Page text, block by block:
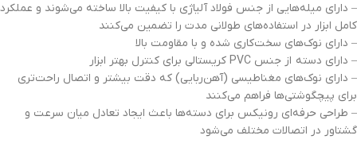
– دارای میله‌هایی از جنس فولاد آلیاژی با کیفیت بالا ساخته می‌شوند و عملکرد
کامل ابزار در استفاده‌های طولانی مدت را تضمین می‌کنند
– دارای نوک‌های سخت‌کاری شده و با مقاومت بالا
– دارای دسته از جنس PVC کریستالی برای کنترل بهتر ابزار
– دارای نوک‌های مغناطیسی (آهن‌ربایی) که دقت بیشتر و اتصال راحت‌تری
برای پیچگوشتی‌ها فراهم می‌کنند
– طراحی حرفه‌ای رونیکس برای دسته‌ها باعث ایجاد تعادل میان سرعت و
گشتاور در اتصالات مختلف می‌شود